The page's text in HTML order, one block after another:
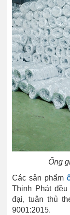
Ống
Các sản phẩm
Thịnh Phát
đại, tuân thủ
9001:2015.